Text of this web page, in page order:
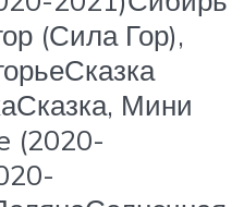
(Сила Гор),
Мини
(2020-